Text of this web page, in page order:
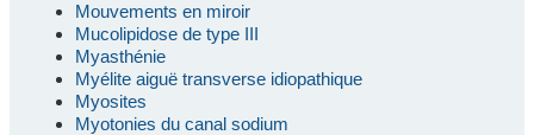
Mouvements en miroir
Mucolipidose de type III
Myasthénie
Myélite aiguë transverse idiopathique
Myosites
Myotonies du canal sodium